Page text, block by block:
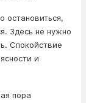
остановиться,
Здесь не нужно
Спокойствие
и
пора